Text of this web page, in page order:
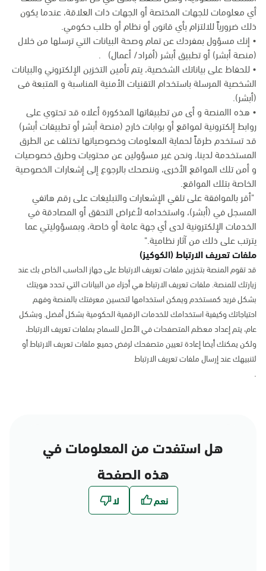
أي معلومات للجهات المختصة أو الجهات ذات العلاقة، عندما يكون
ذلك ضرورياً للالتزام بأي قانون أو نظام أو طلب حكومي.
• إنك مسؤول بمفردك عن تمام وصحة البيانات التي ترسلها من خلال
(منصة أبشر) أو تطبيق أبشر (أفراد/ أعمال) .
• للحفاظ على بياناتك الشخصية، يتم تأمين التخزين الإلكتروني والبيانات
الشخصية المرسلة باستخدام التقنيات الأمنية المناسبة و المتبعة فى
(أبشر).
• هذه االمنصة و أى من تطبيقاتها المذكورة أعلاه قد تحتوي على
روابط إلكترونية لمواقع أو بوابات خارج (منصة أبشر أو تطبيقات أبشر)
قد تستخدم طرقاً لحماية المعلومات وخصوصياتها تختلف عن الطرق
المستخدمة لدينا، ونحن غير مسؤولين عن محتويات وطرق خصوصيات
و أمن تلك المواقع الأخرى، وننصحك بالرجوع إلى إشعارات الخصوصية
الخاصة بتلك المواقع.
"أقر بالموافقة على تلقي الإشعارات والتبليغات على رقم هاتفي
المسجل في (أبشر)، واستخدامه لأغراض التحقق أو المصادقة في
الخدمات الإلكترونية لدى أي جهة عامة أو خاصة، وبمسؤوليتي عما
يترتب على ذلك من آثار نظامية."
ملفات تعريف الارتباط (الكوكيز)
قد تقوم المنصة بتخزين ملفات تعريف الارتباط على جهاز الحاسب الخاص بك عند
زيارتك للمنصة. ملفات تعريف الارتباط هي أجزاء من البيانات التي تحدد هويتك
بشكل فريد كمستخدم ويمكن استخدامها لتحسين معرفتك بالمنصة وفهم
احتياجاتك وكيفية استخدامك للخدمات الرقمية الحكومية بشكل أفضل. وبشكل
عام، يتم إعداد معظم المتصفحات في الأصل للسماح بملفات تعريف الارتباط،
ولكن يمكنك أيضا إعادة تعيين متصفحك لرفض جميع ملفات تعريف الارتباط أو
لتنبيهك عند إرسال ملفات تعريف الارتباط
.
هل استفدت من المعلومات في
هذه الصفحة